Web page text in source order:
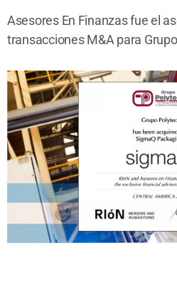
Asesores En Finanzas fue el
transacciones M&A para